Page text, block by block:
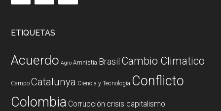
ETIQUETAS
Acuerdo Agro Amnistia Brasil Cambio Climatico
Campo Catalunya Ciencia y Tecnología Conflicto
Colombia Corrupción crisis capitalismo